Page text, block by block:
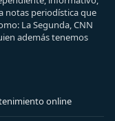
notas periodística que
La Segunda, CNN
además tenemos
online